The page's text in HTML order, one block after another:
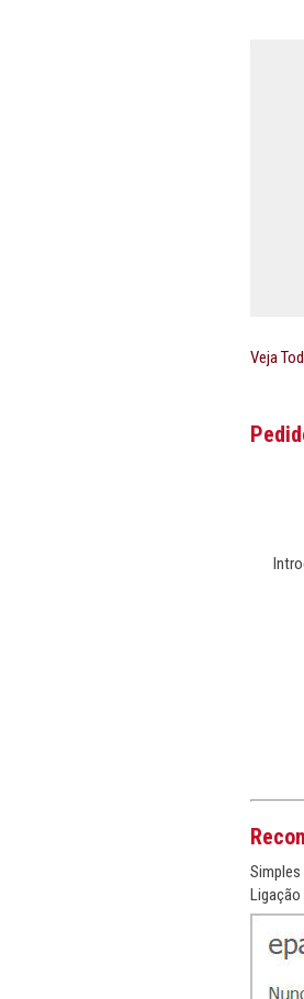
Veja
Simples
Ligação